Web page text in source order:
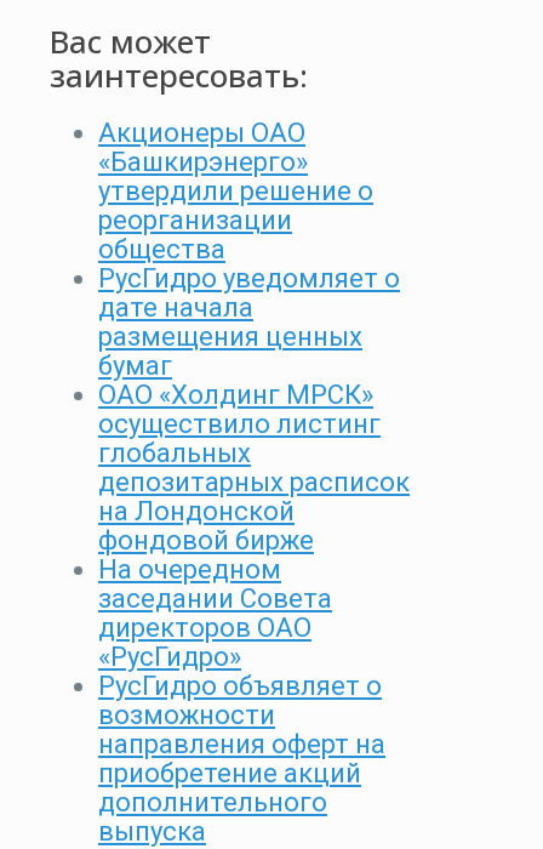
Вас может
заинтересовать:
Акционеры ОАО
«Башкирэнерго»
утвердили решение о
реорганизации
общества
РусГидро уведомляет о
дате начала
размещения ценных
бумаг
ОАО «Холдинг МРСК»
осуществило листинг
глобальных
депозитарных расписок
на Лондонской
фондовой бирже
На очередном
заседании Совета
директоров ОАО
«РусГидро»
РусГидро объявляет о
возможности
направления оферт на
приобретение акций
дополнительного
выпуска